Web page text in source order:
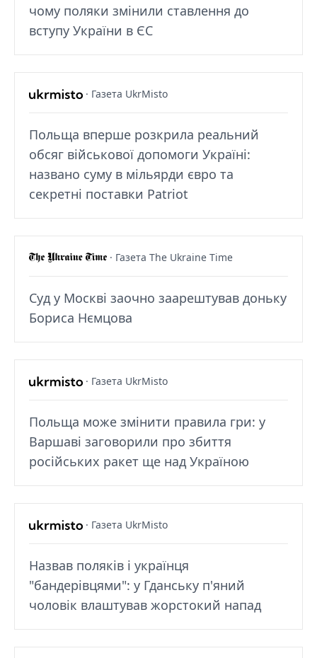
чому поляки змінили ставлення до
вступу України в ЄС
· Газета UkrMisto
Польща вперше розкрила реальний
обсяг військової допомоги Україні:
названо суму в мільярди євро та
секретні поставки Patriot
· Газета The Ukraine Time
Суд у Москві заочно заарештував доньку
Бориса Нємцова
· Газета UkrMisto
Польща може змінити правила гри: у
Варшаві заговорили про збиття
російських ракет ще над Україною
· Газета UkrMisto
Назвав поляків і українця
"бандерівцями": у Гданську п'яний
чоловік влаштував жорстокий напад